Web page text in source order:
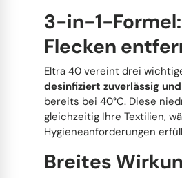
Schimmel Entferner
Edelstahl & Metall
Fahrzeugpflege
Körperpflege & Seifen
Pinsel, Spachtel und
Stiel- und Spülbürsten
Haushaltswaren
3-in-1-
Flecken
Eltra 40 vereint drei
desinfiziert zuverlässig
bereits bei 40°C. Diese
gleichzeitig Ihre Textilien,
Hygieneanforderungen
Breites